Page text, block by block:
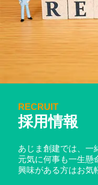
RECRUIT
採用情報
あじま創建では、一
元気に何事も一生懸
興味がある方はお気